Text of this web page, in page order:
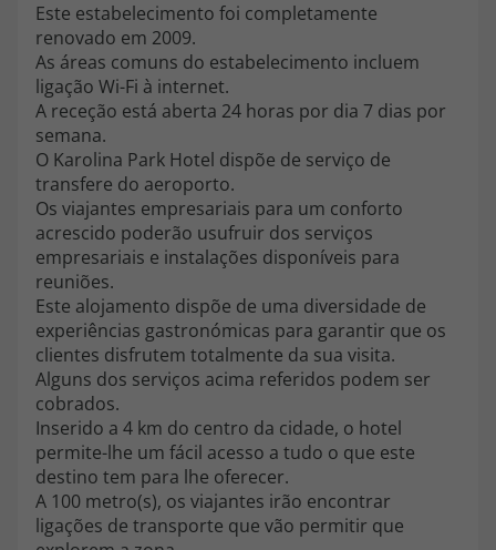
218 925 471
Custo de uma chamada para a rede fixa nacional.
A sua agência de viagens Top Atlântico tem a preocupação de estar
sempre mais perto de si, para maior comodidade e total facilidade
na marcação das suas viagens, tem ainda ao seu dispor o nosso call
center a funcionar todos os dias úteis das 10:00 às 20:00 e Sábado
das 10:00 às 14:00.
topatlantico@topatlantico.com
Este estabelecimento foi completamente
renovado em 2009.
As áreas comuns do estabelecimento incluem
ligação Wi-Fi à internet.
A receção está aberta 24 horas por dia 7 dias por
semana.
O Karolina Park Hotel dispõe de serviço de
transfere do aeroporto.
Os viajantes empresariais para um conforto
acrescido poderão usufruir dos serviços
empresariais e instalações disponíveis para
reuniões.
Este alojamento dispõe de uma diversidade de
experiências gastronómicas para garantir que os
clientes disfrutem totalmente da sua visita.
Alguns dos serviços acima referidos podem ser
cobrados.
Inserido a 4 km do centro da cidade, o hotel
permite-lhe um fácil acesso a tudo o que este
destino tem para lhe oferecer.
A 100 metro(s), os viajantes irão encontrar
ligações de transporte que vão permitir que